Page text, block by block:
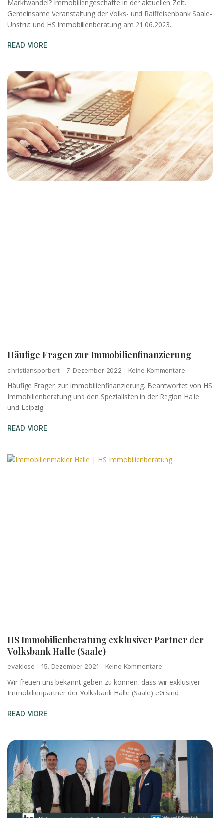
Marktwandel? Immobiliengeschäfte in der aktuellen Zeit.
Gemeinsame Veranstaltung der Volks- und Raiffeisenbank Saale-
Unstrut und HS Immobilienberatung am 21.06.2023.
READ MORE
Häufige Fragen zur Immobilienfinanzierung
christiansporbert 7. Dezember 2022 Keine Kommentare
Häufige Fragen zur Immobilienfinanzierung. Beantwortet von HS
Immobilienberatung und den Spezialisten in der Region Halle
und Leipzig.
READ MORE
HS Immobilienberatung exklusiver Partner der
Volksbank Halle (Saale)
evaklose 15. Dezember 2021 Keine Kommentare
Wir freuen uns bekannt geben zu können, dass wir exklusiver
Immobilienpartner der Volksbank Halle (Saale) eG sind
READ MORE